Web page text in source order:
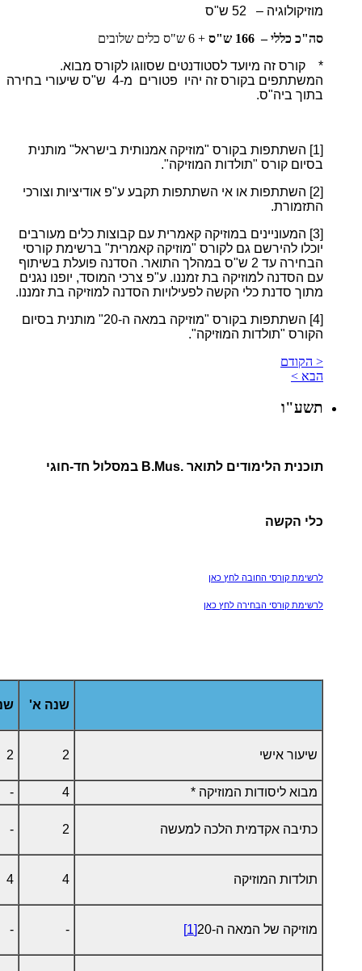
מוזיקולוגיה – 52 ש"ס
סה"כ כללי – 166 ש"ס
+ 6 ש"ס כלים שלובים
* קורס זה מיועד לסטודנטים שסווגו לקורס מבוא.
המשתתפים בקורס זה יהיו פטורים מ-4 ש"ס שיעורי בחירה
בתוך ביה"ס.
[1]
השתתפות בקורס "מוזיקה אמנותית בישראל" מותנית
בסיום קורס "תולדות המוזיקה".
[2]
השתתפות או אי השתתפות תקבע ע"פ אודיציות וצורכי
התזמורת.
[3]
המעוניינים במוזיקה קאמרית עם קבוצות כלים מעורבים
יוכלו להירשם גם לקורס "מוזיקה קאמרית" ברשימת קורסי
הבחירה עד 2 ש"ס במהלך התואר. הסדנה פועלת בשיתוף
עם הסדנה למוזיקה בת זמננו. ע"פ צרכי המוסד, יופנו נגנים
מתוך סדנת כלי הקשה לפעילויות הסדנה למוזיקה בת זמננו.
[4]
השתתפות בקורס "מוזיקה במאה ה-20" מותנית בסיום
הקורס "תולדות המוזיקה".
< הקודם
הבא >
תשע"ו
תוכנית הלימודים לתואר .B.Mus במסלול חד-חוגי
כלי הקשה
לרשימת קורסי החובה לחץ כאן
לרשימת קורסי הבחירה לחץ כאן
שנה א'
שיעור אישי 2
2
מבוא ליסודות המוזיקה * 4
-
כתיבה אקדמית הלכה למעשה 2
-
תולדות המוזיקה 4
4
מוזיקה של המאה ה-20 [1]
-
-